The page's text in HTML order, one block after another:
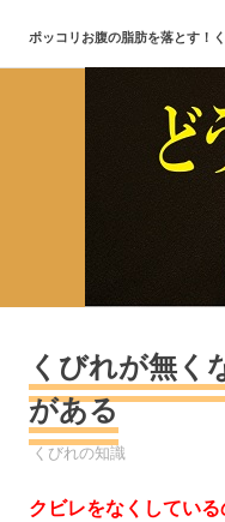
content
ポッコリお腹の脂肪を落とす！
くびれが無く
がある
2022年3月5日
くびれ
くびれの知識
クビレをなくしてい